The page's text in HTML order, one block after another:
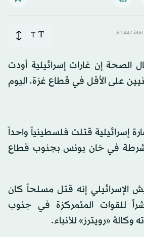
T
T
الصحة إن غارات إسرائيلية أودت
على الأقل في قطاع غزة، اليوم
إسرائيلية قتلت فلسطينياً واحداً
في خان يونس بجنوب قطاع
الإسرائيلي إنه قتل مسلحاً كان
للقوات المتمركزة في جنوب
وكالة «رويترز» للأنباء.